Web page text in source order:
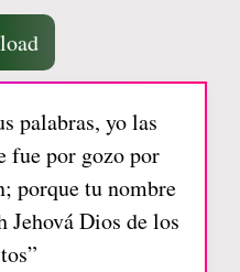
palabras, yo las
fue por gozo por
porque tu nombre
Jehová Dios de los